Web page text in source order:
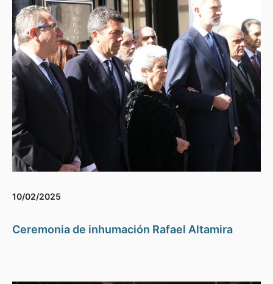
10/02/2025
Ceremonia de inhumación Rafael Altamira